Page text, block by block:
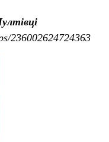
236002624724363